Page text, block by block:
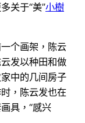
关于“美”小樹
个画架，陈云
发以种田和做
中的几间房子
，陈云发也在
具，“感兴